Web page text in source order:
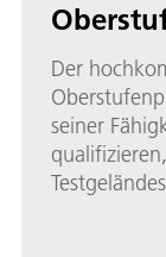
Der
seiner